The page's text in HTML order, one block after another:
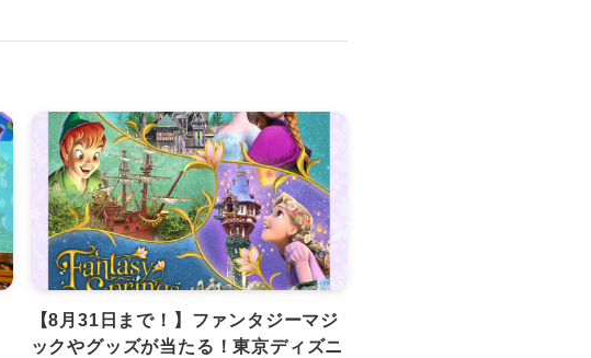
【8月31日まで！】ファンタジーマジ
ックやグッズが当たる！東京ディズニ